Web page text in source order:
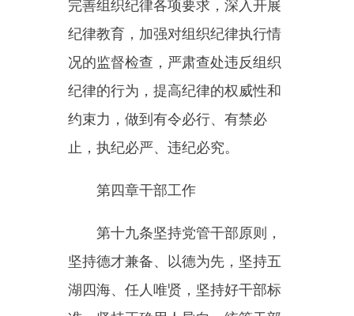
第二十二条建立健全源头培
分级，加强思想淬炼、政治历练、
实践锻炼、专业训练，把思想理论
武装、理想信念教育、知识结构改
过程。注重在基层一线和困难艰苦
地区培养锻炼干部，增强斗争精
践本领跟上时代发展步伐。